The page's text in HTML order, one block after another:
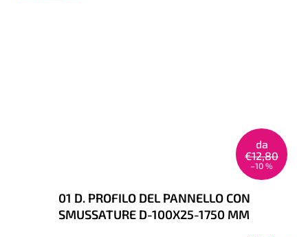
da
€12,80
–10 %
01 D. PROFILO DEL PANNELLO CON
SMUSSATURE D-100X25-1750 MM